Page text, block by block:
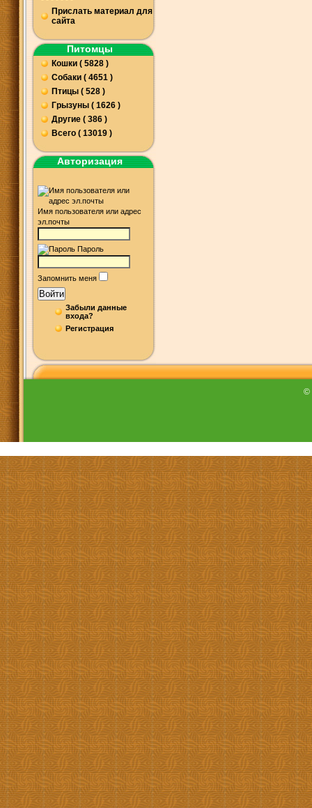
Прислать материал для
сайта
Питомцы
Кошки ( 5828 )
Собаки ( 4651 )
Птицы ( 528 )
Грызуны ( 1626 )
Другие ( 386 )
Всего ( 13019 )
Авторизация
Имя пользователя или адрес
эл.почты
Пароль
Запомнить меня
Войти
Забыли данные
входа?
Регистрация
©